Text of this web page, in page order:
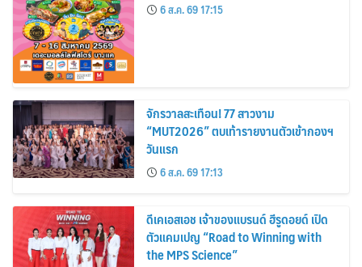
6 ส.ค. 69 17:15
จักรวาลสะเทือน! 77 สาวงาม
“MUT2026” ตบเท้ารายงานตัวเข้ากองฯ
วันแรก
6 ส.ค. 69 17:13
ดีเคเอสเอช เจ้าของแบรนด์ ฮีรูดอยด์ เปิด
ตัวแคมเปญ “Road to Winning with
the MPS Science”